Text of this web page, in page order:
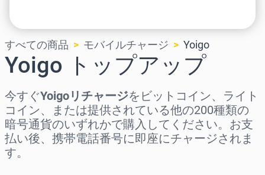
すべての商品 モバイルチャージ Yoigo
Yoigo トップアップ
今すぐYoigoリチャージをビットコイン、ライト
コイン、または提供されている他の200種類の
暗号通貨のいずれかで購入してください。お支
払い後、携帯電話番号に即座にチャージされま
す。